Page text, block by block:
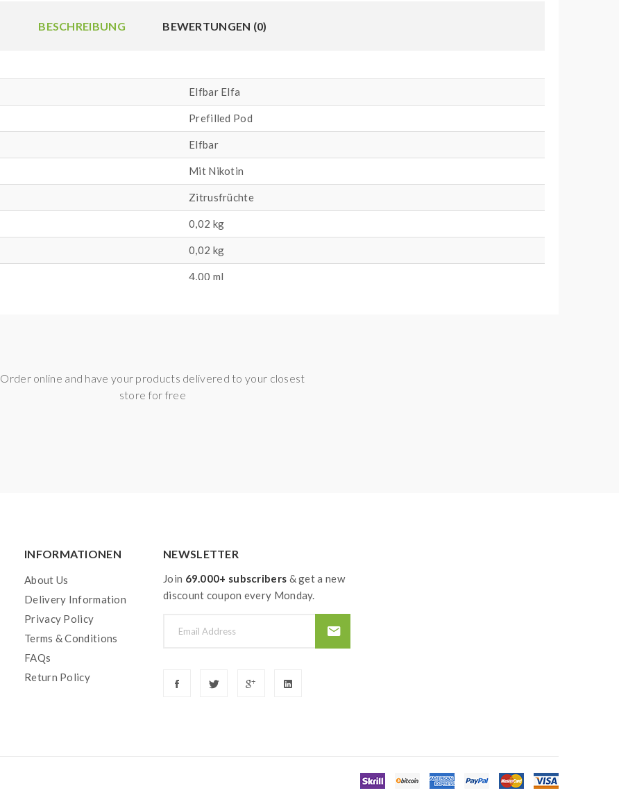
BESCHREIBUNG BEWERTUNGEN (0)
Elfbar Elfa
Prefilled Pod
Elfbar
Mit Nikotin
Zitrusfrüchte
0,02 kg
0,02 kg
4,00 ml
Order online and have your products delivered to your closest
store for free
INFORMATIONEN
About Us
Delivery Information
Privacy Policy
Terms & Conditions
FAQs
Return Policy
NEWSLETTER
Join 69.000+ subscribers & get a new
discount coupon every Monday.